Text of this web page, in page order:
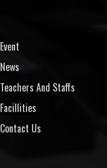
Event
News
Teachers And Staffs
Facillities
Contact Us